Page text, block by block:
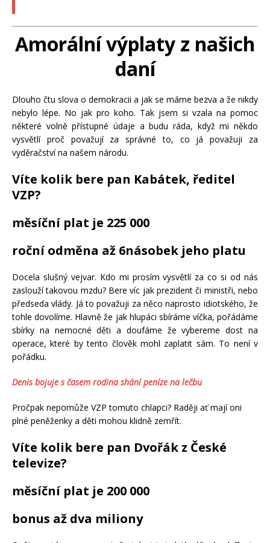
Amorální výplaty z našich
daní
Dlouho čtu slova o demokracii a jak se máme bezva a že nikdy
nebylo lépe. No jak pro koho. Tak jsem si vzala na pomoc
některé volně přístupné údaje a budu ráda, když mi někdo
vysvětlí proč považují za správné to, co já považuji za
vyděračství na našem národu.
Víte kolik bere pan Kabátek, ředitel
VZP?
měsíční plat je 225 000
roční odměna až 6násobek jeho platu
Docela slušný vejvar. Kdo mi prosím vysvětlí za co si od nás
zaslouží takovou mzdu? Bere víc jak prezident či ministři, nebo
předseda vlády. Já to považuji za něco naprosto idiotského, že
tohle dovolíme. Hlavně že jak hlupáci sbíráme víčka, pořádáme
sbírky na nemocné děti a doufáme že vybereme dost na
operace, které by tento člověk mohl zaplatit sám. To není v
pořádku.
Denis bojuje s časem rodina shání peníze na lečbu
Pročpak nepomůže VZP tomuto chlapci? Raději ať mají oni
plné peněženky a děti mohou klidně zemřít.
Víte kolik bere pan Dvořák z České
televize?
měsíční plat je 200 000
bonus až dva miliony